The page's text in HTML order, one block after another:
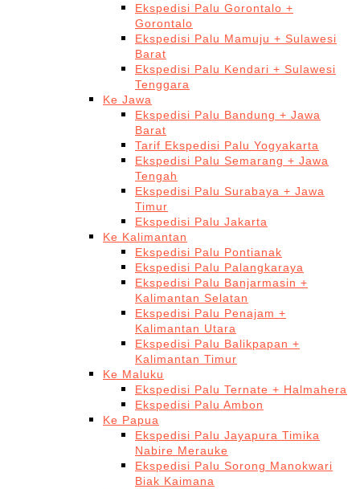
Ekspedisi Palu Gorontalo +
Gorontalo
Ekspedisi Palu Mamuju + Sulawesi
Barat
Ekspedisi Palu Kendari + Sulawesi
Tenggara
Ke Jawa
Ekspedisi Palu Bandung + Jawa
Barat
Tarif Ekspedisi Palu Yogyakarta
Ekspedisi Palu Semarang + Jawa
Tengah
Ekspedisi Palu Surabaya + Jawa
Timur
Ekspedisi Palu Jakarta
Ke Kalimantan
Ekspedisi Palu Pontianak
Ekspedisi Palu Palangkaraya
Ekspedisi Palu Banjarmasin +
Kalimantan Selatan
Ekspedisi Palu Penajam +
Kalimantan Utara
Ekspedisi Palu Balikpapan +
Kalimantan Timur
Ke Maluku
Ekspedisi Palu Ternate + Halmahera
Ekspedisi Palu Ambon
Ke Papua
Ekspedisi Palu Jayapura Timika
Nabire Merauke
Ekspedisi Palu Sorong Manokwari
Biak Kaimana